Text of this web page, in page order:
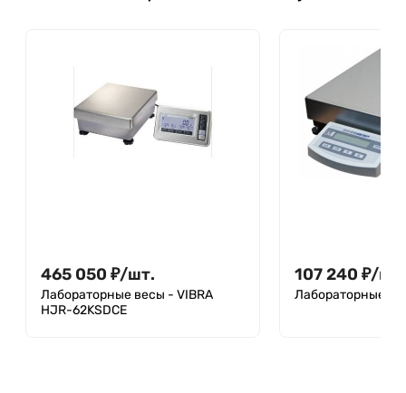
465 050 ₽/шт.
Лабораторные весы - VIBRA
HJR-62KSDCE
107 240 ₽/шт.
Лабораторные